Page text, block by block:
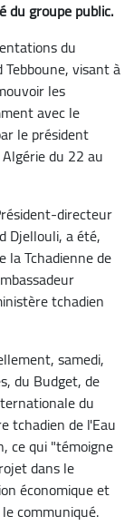
du groupe public.
du
visant à
les
avec le
le président
du 22 au
directeur
Djellouli, a été,
la Tchadienne de
tchadien
samedi,
du Budget, de
du
tchadien de l'Eau
ce qui "témoigne
dans le
économique et
communiqué.